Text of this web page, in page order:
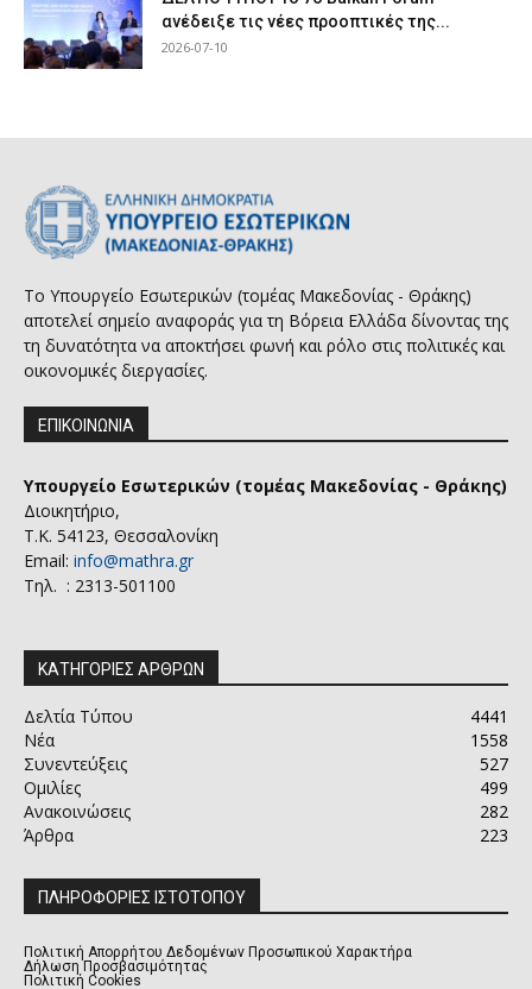
ανέδειξε τις νέες προοπτικές της...
2026-07-10
Το Υπουργείο Εσωτερικών (τομέας Μακεδονίας - Θράκης)
αποτελεί σημείο αναφοράς για τη Βόρεια Ελλάδα δίνοντας της
τη δυνατότητα να αποκτήσει φωνή και ρόλο στις πολιτικές και
οικονομικές διεργασίες.
ΕΠΙΚΟΙΝΩΝΙΑ
Υπουργείο Εσωτερικών (τομέας Μακεδονίας - Θράκης)
Διοικητήριο,
Τ.Κ. 54123, Θεσσαλονίκη
Email: info@mathra.gr
Τηλ. : 2313-501100
ΚΑΤΗΓΟΡΙΕΣ ΑΡΘΡΩΝ
Δελτία Τύπου
4441
Νέα
1558
Συνεντεύξεις
527
Ομιλίες
499
Ανακοινώσεις
282
Άρθρα
223
ΠΛΗΡΟΦΟΡΙΕΣ ΙΣΤΟΤΟΠΟΥ
Πολιτική Απορρήτου Δεδομένων Προσωπικού Χαρακτήρα
Δήλωση Προσβασιμότητας
Πολιτική Cookies